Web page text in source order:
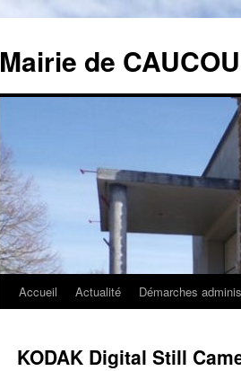
Mairie de
Aller
contenu
Accueil Actualité Démarches
KODAK Digital Still